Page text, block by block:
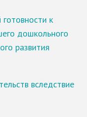
к
дошкольного
развития
вследствие